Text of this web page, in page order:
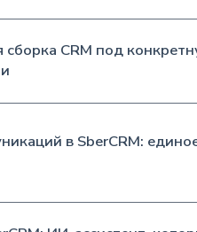
CRM под
в SberCRM: